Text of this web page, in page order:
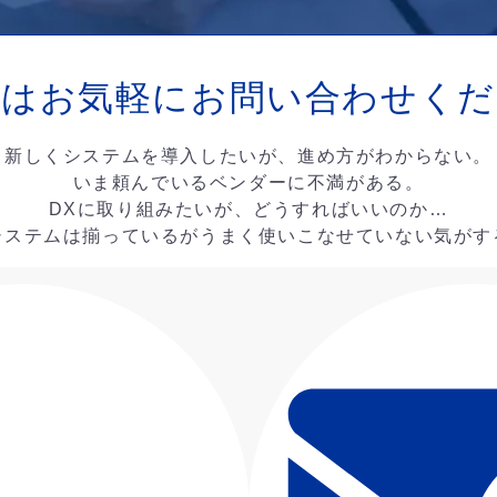
お気軽に お問い合わせく
新しくシステムを導入したいが、進め方がわからない。
いま頼んでいるベンダーに不満がある。
DXに取り組みたいが、どうすればいいのか…
ステムは揃っているがうまく使いこなせていない気がす